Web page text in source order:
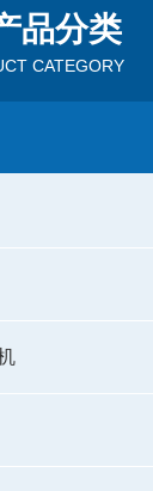
品分类
CATEGORY